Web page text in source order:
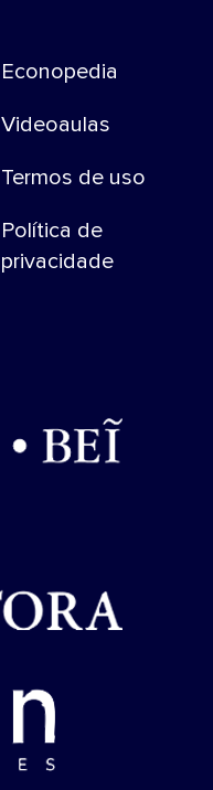
Econopedia
Videoaulas
Termos de uso
Política de
privacidade